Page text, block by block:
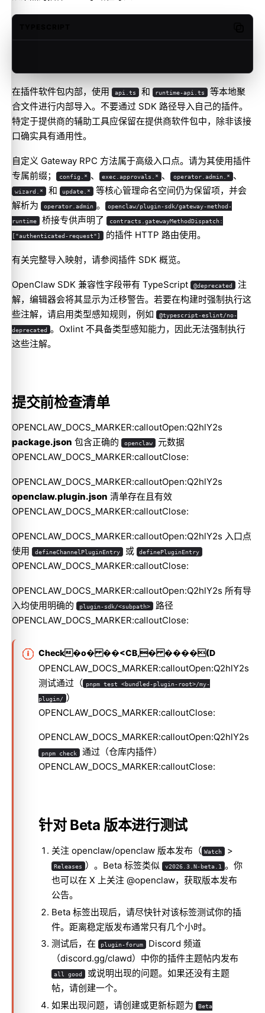
在插件软件包内部，使用 api.ts 和 runtime-api.ts
等本地聚
合文件进行内部导入。不要通过 SDK 路径导入自己的插件。
特定于提供商的辅助工具应保留在提供商软件包中，除非该接
口确实具有通用性。
自定义 Gateway RPC 方法属于高级入口点。请为其使用插件
专属前缀；
config.* 、 exec.approvals.* 、 operator.admin.* 、
wizard.* 和 update.*
等核心管理命名空间仍为保留项，并会
解析为
operator.admin 。 openclaw/plugin-sdk/gateway-method-
runtime 桥接专供声明了 contracts.gatewayMethodDispatch:
["authenticated-request"] 的插件 HTTP 路由使用。
有关完整导入映射，请参阅插件 SDK 概览。
OpenClaw SDK 兼容性字段带有 TypeScript @deprecated 注
解，编辑器会将其显示为迁移警告。若要在构建时强制执行这
些注解，请启用类型感知规则，例如
@typescript-eslint/no-
deprecated 。Oxlint 不具备类型感知能力，因此无法强制执行
这些注解。
提交前检查清单
OPENCLAW_DOCS_MARKER:calloutOpen:Q2hlY2s
package.json 包含正确的 openclaw 元数据
OPENCLAW_DOCS_MARKER:calloutClose:
OPENCLAW_DOCS_MARKER:calloutOpen:Q2hlY2s
openclaw.plugin.json 清单存在且有效
OPENCLAW_DOCS_MARKER:calloutClose:
OPENCLAW_DOCS_MARKER:calloutOpen:Q2hlY2s 入口点
使用
defineChannelPluginEntry 或 definePluginEntry
OPENCLAW_DOCS_MARKER:calloutClose:
OPENCLAW_DOCS_MARKER:calloutOpen:Q2hlY2s 所有导
入均使用明确的
plugin-sdk/<subpath> 路径
OPENCLAW_DOCS_MARKER:calloutClose:
Check�o� ��<CB,� ����(D
OPENCLAW_DOCS_MARKER:calloutOpen:Q2hlY2s
测试通过（ pnpm test <bundled-plugin-root>/my-
plugin/ ）
OPENCLAW_DOCS_MARKER:calloutClose:
OPENCLAW_DOCS_MARKER:calloutOpen:Q2hlY2s
pnpm check 通过（仓库内插件）
OPENCLAW_DOCS_MARKER:calloutClose:
针对 Beta 版本进行测试
关注 openclaw/openclaw版本发布（ Watch >
Releases ）。Beta 标签类似 v2026.3.N-beta.1 。你
也可以在 X 上关注 @openclaw，获取版本发布
公告。
Beta 标签出现后，请尽快针对该标签测试你的插
件。距离稳定版发布通常只有几个小时。
测试后，在
plugin-forum
Discord 频道
（discord.gg/clawd）中你的插件主题帖内发布
all good
或说明出现的问题。如果还没有主题
帖，请创建一个。
如果出现问题，请创建或更新标题为
Beta